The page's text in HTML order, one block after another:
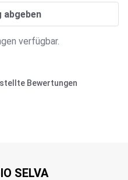
abgeben
verfügbar.
Bewertungen
SELVA